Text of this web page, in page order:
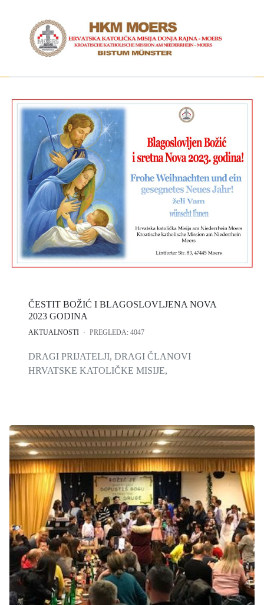
ČESTIT BOŽIĆ I BLAGOSLOVLJENA NOVA
2023 GODINA
AKTUALNOSTI PREGLEDA: 4047
DRAGI PRIJATELJI, DRAGI ČLANOVI
HRVATSKE KATOLIČKE MISIJE,